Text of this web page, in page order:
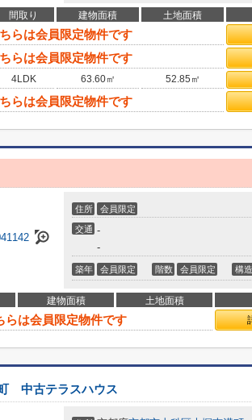
間取り 建物面積 土地面積
らは会員限定物件です
らは会員限定物件です
4LDK 63.60㎡ 52.85㎡
らは会員限定物件です
住所 会員限定
交通 -
-
築年 会員限定 階数 会員限定 構造
建物面積 土地面積
らは会員限定物件です
中古テラスハウス